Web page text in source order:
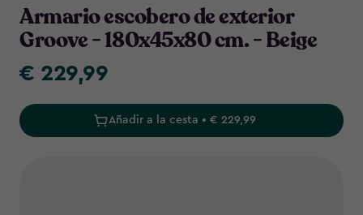
Armario escobero de exterior
Groove - 180x45x80 cm. - Beige
€
€ 229,99
Añadir a la cesta • € 229,99